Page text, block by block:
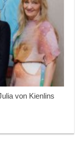
von Kienlins